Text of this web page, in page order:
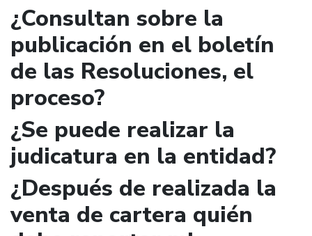
¿Consultan sobre la
publicación en el boletín
de las Resoluciones, el
proceso?
¿Se puede realizar la
judicatura en la entidad?
¿Después de realizada la
venta de cartera quién